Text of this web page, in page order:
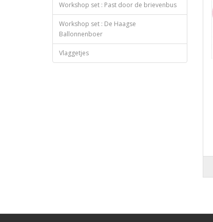
Workshop set : Past door de brievenbus
Workshop set : De Haagse
Ballonnenboer
Vlaggetjes